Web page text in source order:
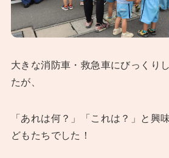
大きな消防車・救急車にびっくり
たが、
「あれは何？」「これは？」と興
どもたちでした！